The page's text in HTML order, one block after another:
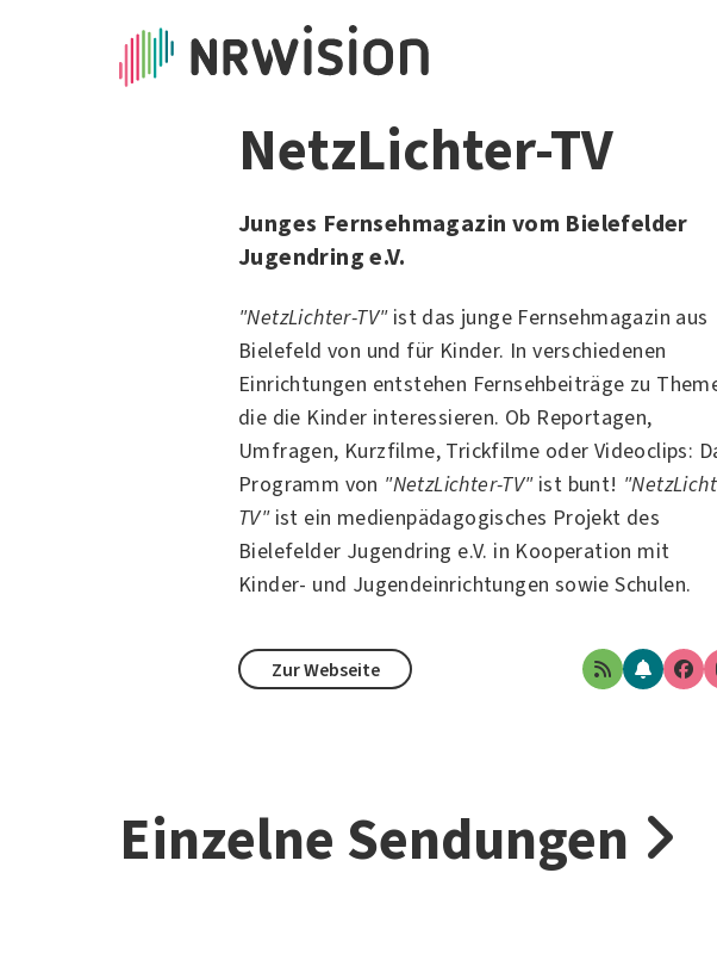
NetzLichter-TV
Junges Fernsehmagazin vom Bielefelder
Jugendring e.V.
"NetzLichter-TV"ist das junge Fernsehmagazin aus
Bielefeld von und für Kinder. In verschiedenen
Einrichtungen entstehen Fernsehbeiträge zu
die die Kinder interessieren. Ob Reportagen,
Umfragen, Kurzfilme, Trickfilme oder Videoclips:
Programm von "NetzLichter-TV"ist bunt!
TV"ist ein medienpädagogisches Projekt des
Bielefelder Jugendring e.V. in Kooperation mit
Kinder- und Jugendeinrichtungen sowie Schulen.
Zur Webseite
Einzelne Sendungen